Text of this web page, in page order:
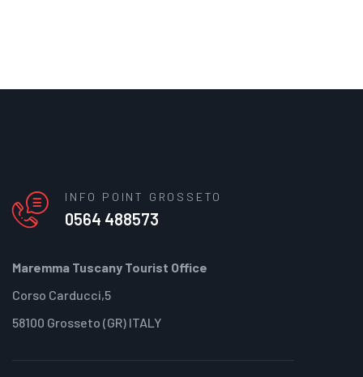
INFO POINT GROSSETO
0564 488573
Maremma Tuscany Tourist Office
Corso Carducci,5
58100 Grosseto (GR) ITALY